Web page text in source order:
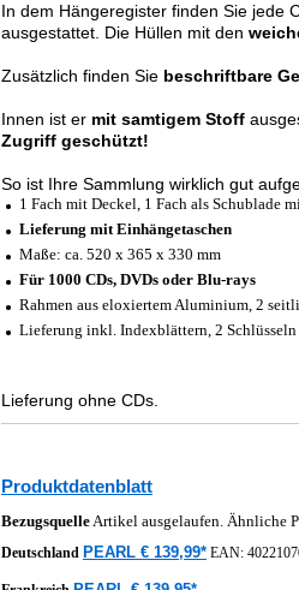
In dem Hängeregister finden Sie jede
ausgestattet. Die Hüllen mit den
Zusätzlich finden Sie beschriftbare
Innen ist er mit samtigem Stoff
Zugriff geschützt!
So ist Ihre Sammlung wirklich gut
1 Fach mit Deckel, 1 Fach als Schublade
Lieferung mit Einhängetaschen
Maße: ca. 520 x 365 x 330 mm
Für 1000 CDs, DVDs oder Blu-rays
Rahmen aus eloxiertem Aluminium, 2
Lieferung inkl. Indexblättern, 2 Schlüsseln
Lieferung ohne CDs.
Produktdatenblatt
BezugsquelleArtikel ausgelaufen. Ähnliche
Deutschland PEARL € 139,99* EAN: